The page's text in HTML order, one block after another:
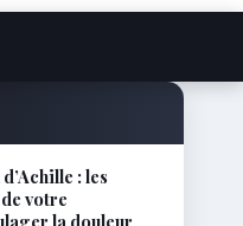
: les
votre
la douleur